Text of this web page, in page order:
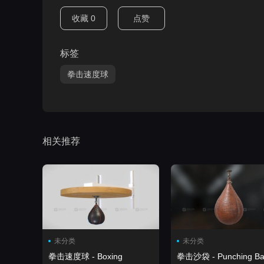
收藏 0 点赞
标签
拳击速度球
相关推荐
未分类
拳击速度球 - Boxing
未分类
拳击沙袋 - Punching